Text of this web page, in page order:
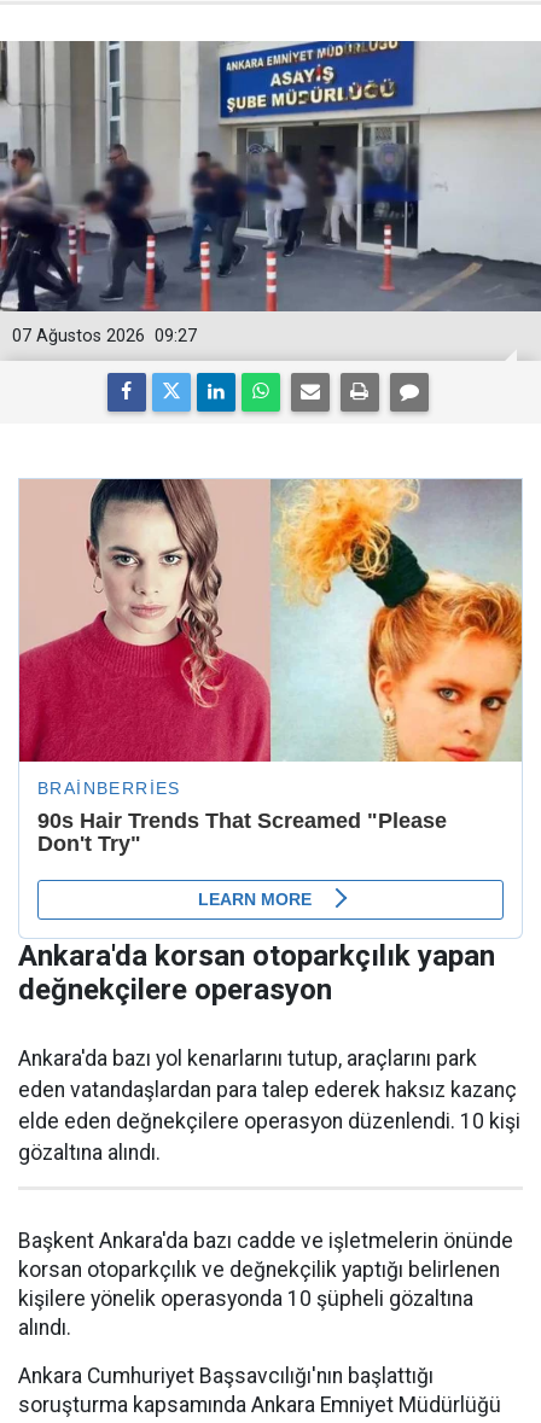
09:27
07 Ağustos 2026
Ankara'da korsan otoparkçılık yapan
değnekçilere operasyon
Ankara'da bazı yol kenarlarını tutup, araçlarını park
eden vatandaşlardan para talep ederek haksız kazanç
elde eden değnekçilere operasyon düzenlendi. 10 kişi
gözaltına alındı.
Başkent Ankara'da bazı cadde ve işletmelerin önünde
korsan otoparkçılık ve değnekçilik yaptığı belirlenen
kişilere yönelik operasyonda 10 şüpheli gözaltına
alındı.
Ankara Cumhuriyet Başsavcılığı'nın başlattığı
soruşturma kapsamında Ankara Emniyet Müdürlüğü